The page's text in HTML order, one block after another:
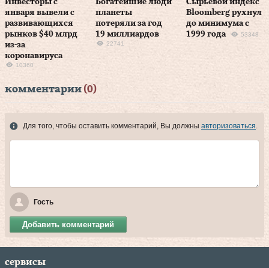
Инвесторы с
января вывели с
развивающихся
рынков $40 млрд
из-за
коронавируса
10360
Богатейшие люди
планеты
потеряли за год
19 миллиардов
22741
Сырьевой индекс
Bloomberg рухнул
до минимума с
1999 года
53348
комментарии (0)
Для того, чтобы оставить комментарий, Вы должны авторизоваться.
Гость
Добавить комментарий
сервисы